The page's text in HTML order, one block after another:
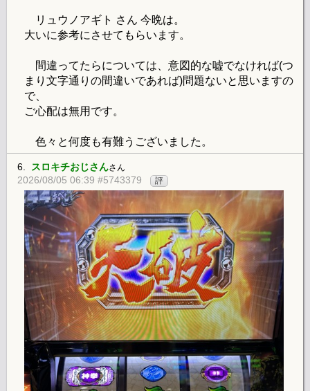
リュウノアギト さん 今晩は。
大いに参考にさせてもらいます。
間違ってたらについては、意図的な嘘でなければ(つ
まり文字通りの間違いであれば)問題ないと思いますの
で、
ご心配は無用です。
色々と何度も有難うございました。
6. スロキチおじさんさん
2026/08/05 06:39 #5743379 評